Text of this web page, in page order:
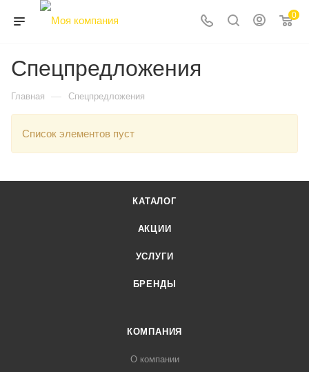
0
Спецпредложения
Главная — Спецпредложения
Список элементов пуст
КАТАЛОГ
АКЦИИ
УСЛУГИ
БРЕНДЫ
КОМПАНИЯ
О компании